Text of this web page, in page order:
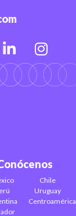
Chile
Uruguay
Centroamérica